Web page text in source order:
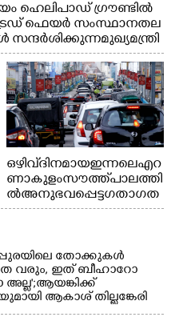
ഹെലിപാഡ് ഗ്രൗണ്ടിൽ
ഫെയർ സംസ്ഥാനതല
സന്ദർശിക്കുന്ന മുഖ്യമന്ത്രി
ജേക്കബ് സമീപം
ഒഴിവ് ദിനമായ ഇന്നലെ എറ
ണാകുളം സൗത്ത് പാലത്തി
ൽ അനുഭവപ്പെട്ട ഗതാഗത
ക്കുരുക്ക്
തോക്കുകൾ
വരും, ഇത് ബീഹാറോ
അല്ല';ആയങ്കിക്ക്
ആകാശ് തില്ലങ്കേരി